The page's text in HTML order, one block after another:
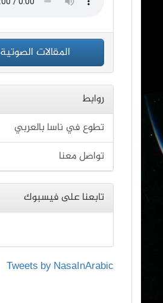
المقالات الصوتية
روابط
تطوع في ناسا بالعربي
تواصل معنا
تابعنا على فيسبوك
Tweets by NasaInArabic